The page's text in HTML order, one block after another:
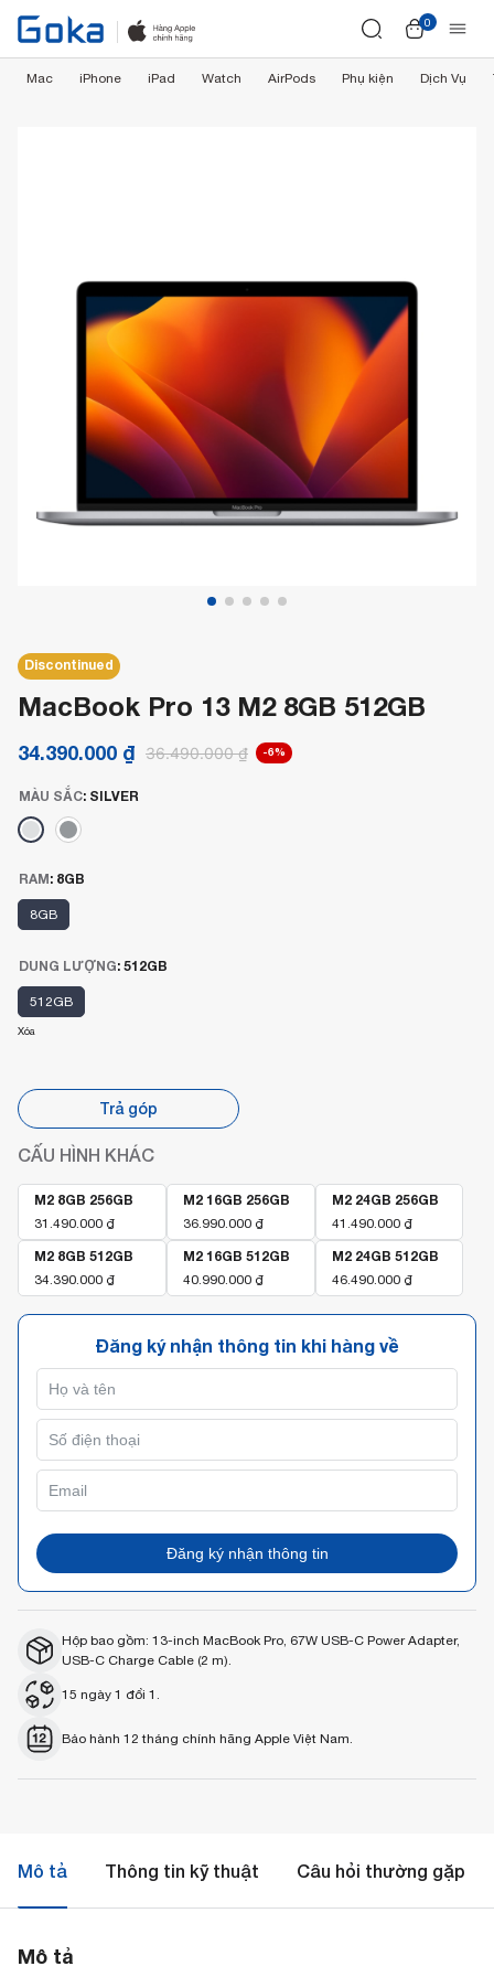
0
Mac iPhone iPad Watch AirPods Phụ kiện Dịch Vụ
Discontinued
MacBook Pro 13 M2 8GB 512GB
36.490.000₫
34.390.000 ₫ -6%
MÀU SẮC: SILVER
RAM: 8GB
8GB
DUNG LƯỢNG: 512GB
512GB
Xóa
Trả góp
CẤU HÌNH KHÁC
M2 8GB 256GB
31.490.000 ₫
M2 16GB 256GB
36.990.000 ₫
M2 24GB 256GB
41.490.000 ₫
M2 8GB 512GB
34.390.000 ₫
M2 16GB 512GB
40.990.000 ₫
M2 24GB 512GB
46.490.000 ₫
Đăng ký nhận thông tin khi hàng về
Đăng ký nhận thông tin
Hộp bao gồm: 13-inch MacBook Pro, 67W USB-C Power Adapter,
USB-C Charge Cable (2 m).
15 ngày 1 đổi 1.
Bảo hành 12 tháng chính hãng Apple Việt Nam.
Mô tả Thông tin kỹ thuật Câu hỏi thường gặp
Mô tả